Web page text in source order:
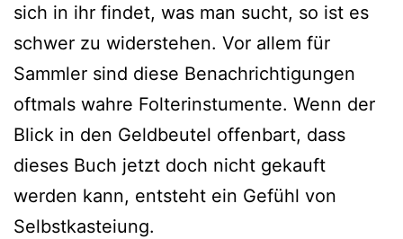
sich in ihr findet, was man sucht, so ist es
schwer zu widerstehen. Vor allem für
Sammler sind diese Benachrichtigungen
oftmals wahre Folterinstumente. Wenn der
Blick in den Geldbeutel offenbart, dass
dieses Buch jetzt doch nicht gekauft
werden kann, entsteht ein Gefühl von
Selbstkasteiung.